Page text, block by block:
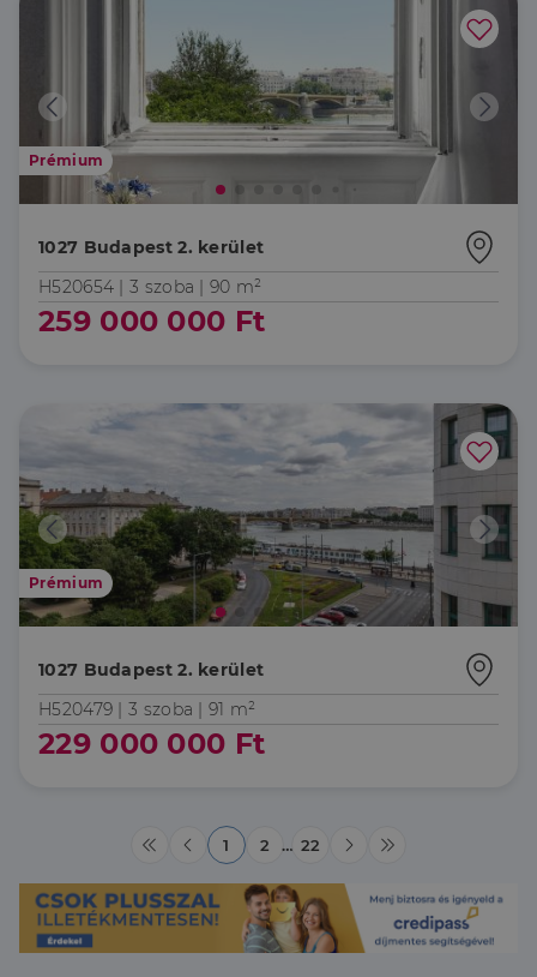
Prémium
1027 Budapest 2. kerület
H520654 |3 szoba | 90 m²
259 000 000 Ft
Prémium
1027 Budapest 2. kerület
H520479 |3 szoba | 91 m²
229 000 000 Ft
1 2 … 22
_gcl_au
Google LLC
.dh.hu
2
hónap
4 hét
Ezt a cookie-t
a Doubleclick
állítja be, és
információkat
szolgáltat
arról, hogy a
végfelhasználó
használja a
amelyet a
láthatott,